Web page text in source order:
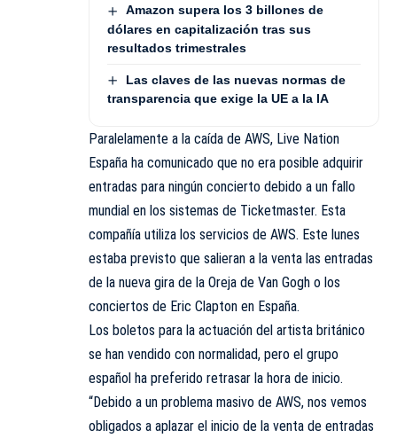
Amazon supera los 3 billones de
dólares en capitalización tras sus
resultados trimestrales
Las claves de las nuevas normas de
transparencia que exige la UE a la IA
Paralelamente a la caída de AWS, Live Nation
España ha comunicado que no era posible adquirir
entradas para ningún concierto debido a un fallo
mundial en los sistemas de Ticketmaster. Esta
compañía utiliza los servicios de AWS. Este lunes
estaba previsto que salieran a la venta las entradas
de la nueva gira de la Oreja de Van Gogh o los
conciertos de Eric Clapton en España.
Los boletos para la actuación del artista británico
se han vendido con normalidad, pero el grupo
español ha preferido retrasar la hora de inicio.
“Debido a un problema masivo de AWS, nos vemos
obligados a aplazar el inicio de la venta de entradas